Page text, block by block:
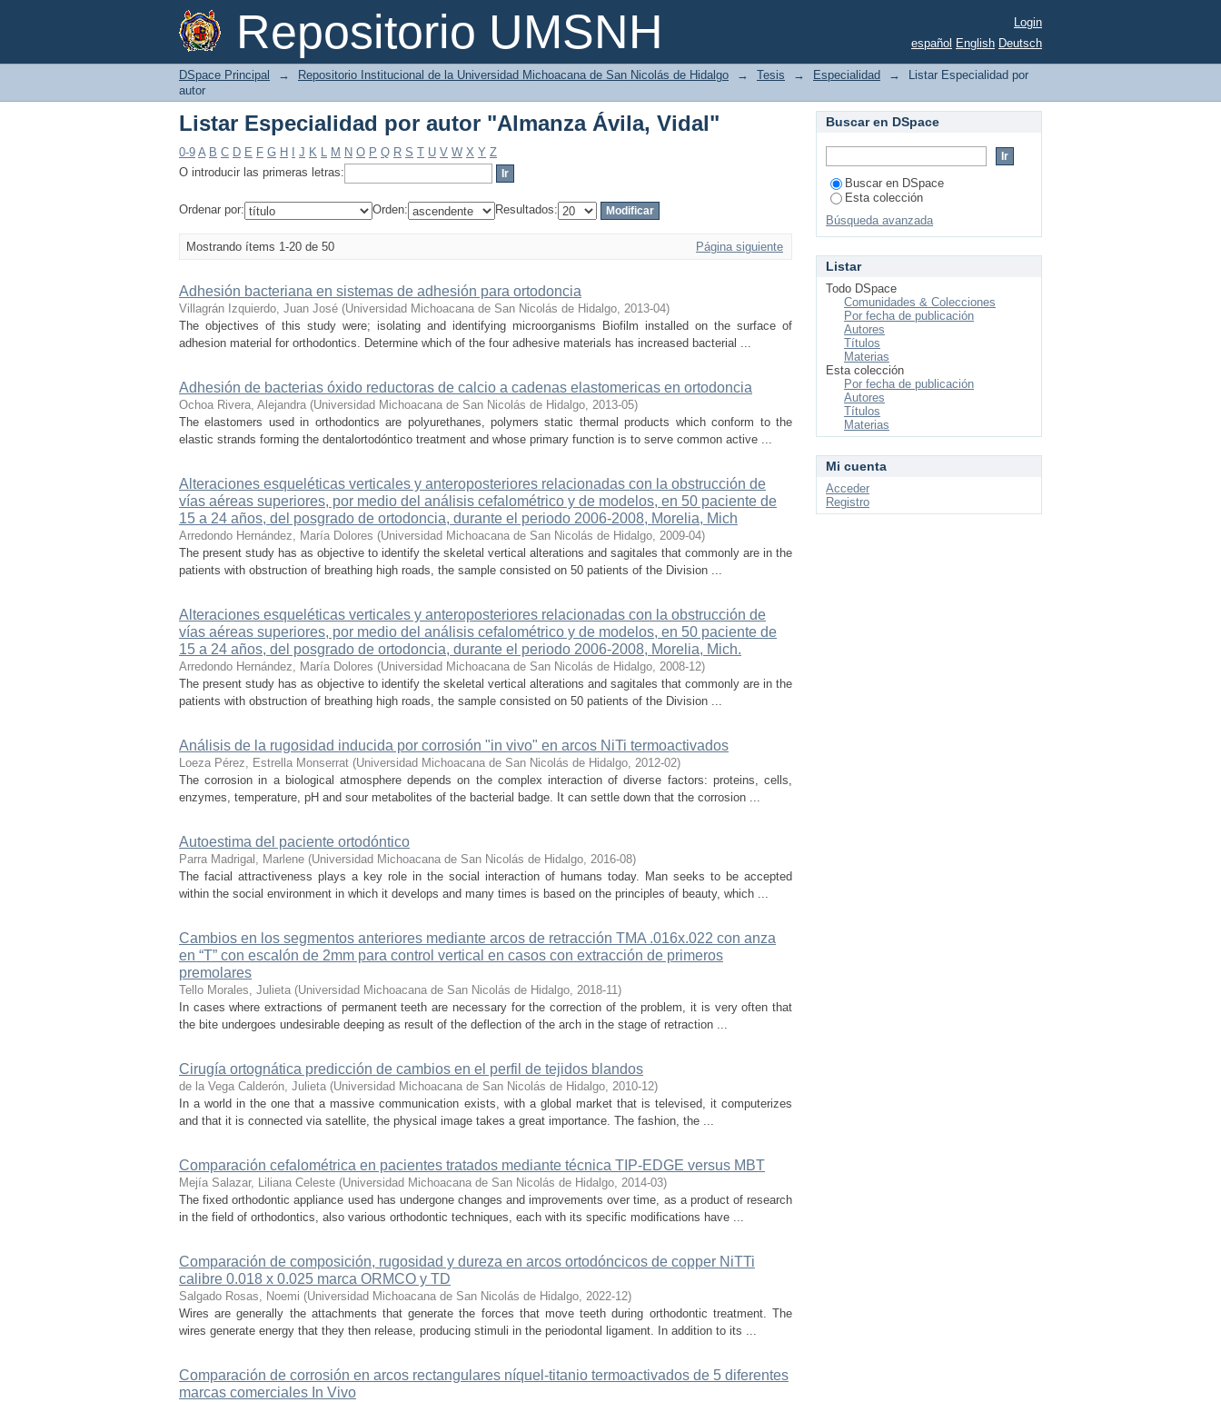
Repositorio UMSNH
Listar Especialidad por autor "Almanza Ávila, Vidal"
Login
español English Deutsch
DSpace Principal → Repositorio Institucional de la Universidad Michoacana de San Nicolás de Hidalgo → Tesis → Especialidad →
Listar Especialidad por
autor
Listar Especialidad por autor "Almanza Ávila, Vidal"
0-9 A B C D E F G H J K L M N O P Q R S T U V W X Y Z
O introducir las primeras letras:
Ordenar por: Orden: Resultados:
Mostrando ítems 1-20 de 50 Página siguiente
Adhesión bacteriana en sistemas de adhesión para ortodoncia
Villagrán Izquierdo, Juan José (Universidad Michoacana de San Nicolás de Hidalgo, 2013-04)
The objectives of this study were; isolating and identifying microorganisms Biofilm installed on the surface of
adhesion material for orthodontics. Determine which of the four adhesive materials has increased bacterial ...
Adhesión de bacterias óxido reductoras de calcio a cadenas elastomericas en ortodoncia
Ochoa Rivera, Alejandra (Universidad Michoacana de San Nicolás de Hidalgo, 2013-05)
The elastomers used in orthodontics are polyurethanes, polymers static thermal products which conform to the
elastic strands forming the dentalortodóntico treatment and whose primary function is to serve common active ...
Alteraciones esqueléticas verticales y anteroposteriores relacionadas con la obstrucción de
vías aéreas superiores, por medio del análisis cefalométrico y de modelos, en 50 paciente de
15 a 24 años, del posgrado de ortodoncia, durante el periodo 2006-2008, Morelia, Mich
Arredondo Hernández, María Dolores (Universidad Michoacana de San Nicolás de Hidalgo, 2009-04)
The present study has as objective to identify the skeletal vertical alterations and sagitales that commonly are in the
patients with obstruction of breathing high roads, the sample consisted on 50 patients of the Division ...
Alteraciones esqueléticas verticales y anteroposteriores relacionadas con la obstrucción de
vías aéreas superiores, por medio del análisis cefalométrico y de modelos, en 50 paciente de
15 a 24 años, del posgrado de ortodoncia, durante el periodo 2006-2008, Morelia, Mich.
Arredondo Hernández, María Dolores (Universidad Michoacana de San Nicolás de Hidalgo, 2008-12)
The present study has as objective to identify the skeletal vertical alterations and sagitales that commonly are in the
patients with obstruction of breathing high roads, the sample consisted on 50 patients of the Division ...
Análisis de la rugosidad inducida por corrosión "in vivo" en arcos NiTi termoactivados
Loeza Pérez, Estrella Monserrat (Universidad Michoacana de San Nicolás de Hidalgo, 2012-02)
The corrosion in a biological atmosphere depends on the complex interaction of diverse factors: proteins, cells,
enzymes, temperature, pH and sour metabolites of the bacterial badge. It can settle down that the corrosion ...
Autoestima del paciente ortodóntico
Parra Madrigal, Marlene (Universidad Michoacana de San Nicolás de Hidalgo, 2016-08)
The facial attractiveness plays a key role in the social interaction of humans today. Man seeks to be accepted
within the social environment in which it develops and many times is based on the principles of beauty, which ...
Cambios en los segmentos anteriores mediante arcos de retracción TMA .016x.022 con anza
en “T” con escalón de 2mm para control vertical en casos con extracción de primeros
premolares
Tello Morales, Julieta (Universidad Michoacana de San Nicolás de Hidalgo, 2018-11)
In cases where extractions of permanent teeth are necessary for the correction of the problem, it is very often that
the bite undergoes undesirable deeping as result of the deflection of the arch in the stage of retraction ...
Cirugía ortognática predicción de cambios en el perfil de tejidos blandos
de la Vega Calderón, Julieta (Universidad Michoacana de San Nicolás de Hidalgo, 2010-12)
In a world in the one that a massive communication exists, with a global market that is televised, it computerizes
and that it is connected via satellite, the physical image takes a great importance. The fashion, the ...
Comparación cefalométrica en pacientes tratados mediante técnica TIP-EDGE versus MBT
Mejía Salazar, Liliana Celeste (Universidad Michoacana de San Nicolás de Hidalgo, 2014-03)
The fixed orthodontic appliance used has undergone changes and improvements over time, as a product of research
in the field of orthodontics, also various orthodontic techniques, each with its specific modifications have ...
Comparación de composición, rugosidad y dureza en arcos ortodóncicos de copper NiTTi
calibre 0.018 x 0.025 marca ORMCO y TD
Salgado Rosas, Noemi (Universidad Michoacana de San Nicolás de Hidalgo, 2022-12)
Wires are generally the attachments that generate the forces that move teeth during orthodontic treatment. The
wires generate energy that they then release, producing stimuli in the periodontal ligament. In addition to its ...
Comparación de corrosión en arcos rectangulares níquel-titanio termoactivados de 5 diferentes
marcas comerciales In Vivo
Buscar en DSpace
Buscar en DSpace
Esta colección
Búsqueda avanzada
Listar
Todo DSpace
Comunidades & Colecciones
Por fecha de publicación
Autores
Títulos
Materias
Esta colección
Por fecha de publicación
Autores
Títulos
Materias
Mi cuenta
Acceder
Registro